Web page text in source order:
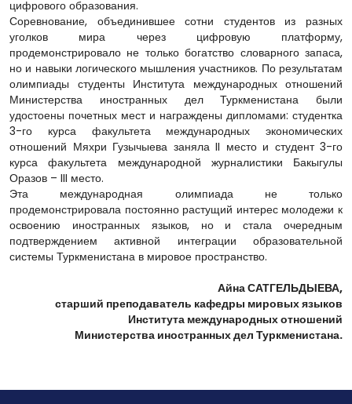
цифрового образования.
Соревнование, объединившее сотни студентов из разных
уголков мира через цифровую платформу,
продемонстрировало не только богатство словарного запаса,
но и навыки логического мышления участников. По результатам
олимпиады студенты Института международных отношений
Министерства иностранных дел Туркменистана были
удостоены почетных мест и награждены дипломами: студентка
3-го курса факультета международных экономических
отношений Мяхри Гузычыева заняла II место и студент 3-го
курса факультета международной журналистики Бакыгулы
Оразов – III место.
Эта международная олимпиада не только
продемонстрировала постоянно растущий интерес молодежи к
освоению иностранных языков, но и стала очередным
подтверждением активной интеграции образовательной
системы Туркменистана в мировое пространство.
Айна САТГЕЛЬДЫЕВА,
старший преподаватель кафедры мировых языков
Института международных отношений
Министерства иностранных дел Туркменистана.